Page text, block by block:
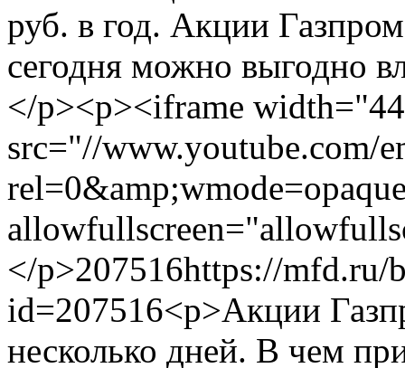
руб. в год. Акции
сегодня можно выгодно
</p><p><iframe
src="//www.youtube.com/
</p>207516https://mfd.ru/
id=207516<p>Акции
несколько дней. В чем